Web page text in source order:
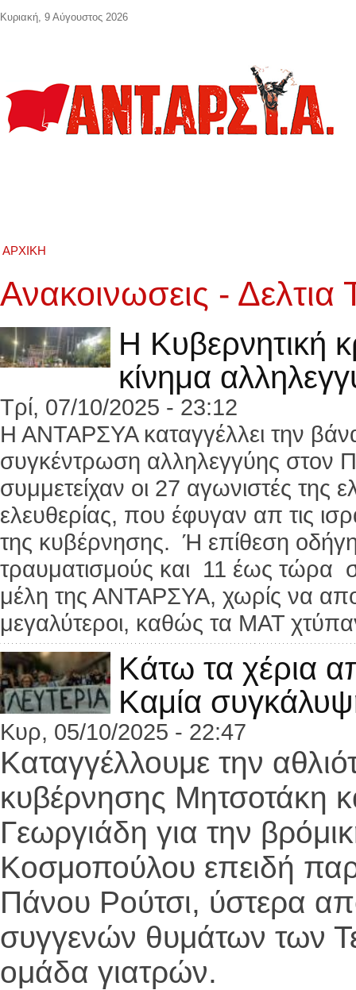
ΑΡΧΙΚΉ
Ανακοινωσεις - Δελτια
Η Κυβερνητική
κίνημα
Τρί, 07/10/2025 - 23:12
Η ΑΝΤΑΡΣΥΑ καταγγέλλει την
συγκέντρωση αλληλεγγύης στον
συμμετείχαν οι 27 αγωνιστές της
ελευθερίας, που έφυγαν απ τις
της κυβέρνησης. Ή επίθεση
τραυματισμούς και 11 έως τώρα
μέλη της ΑΝΤΑΡΣΥΑ, χωρίς να
μεγαλύτεροι, καθώς τα ΜΑΤ
Κάτω τα χέρια
Καμία
Κυρ, 05/10/2025 - 22:47
Καταγγέλλουμε την
κυβέρνησης Μητσοτάκη
Γεωργιάδη για την
Κοσμοπούλου επειδή
Πάνου Ρούτσι, ύστερα
συγγενών θυμάτων των
ομάδα γιατρών.
Κυριακή, 9 Αύγουστος 2026